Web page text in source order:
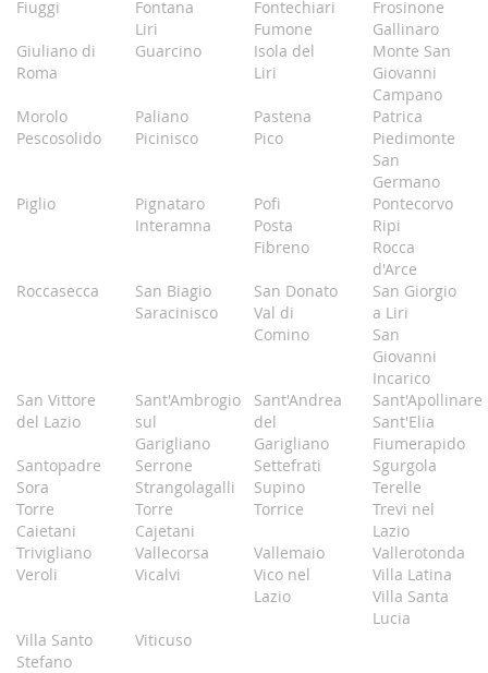
Fiuggi
Fontana
Liri
Fontechiari
Frosinone
Fumone
Gallinaro
Giuliano di
Roma
Guarcino
Isola del
Liri
Monte San
Giovanni
Campano
Morolo
Paliano Pastena
Patrica
Pescosolido
Picinisco Pico
Piedimonte
San
Germano
Piglio
Pignataro
Interamna
Pofi
Pontecorvo
Posta
Fibreno
Ripi
Rocca
d'Arce
Roccasecca
San Biagio
Saracinisco
San Donato
Val di
Comino
San Giorgio
a Liri
San
Giovanni
Incarico
San Vittore
del Lazio
Sant'Ambrogio
sul
Garigliano
Sant'Andrea
del
Garigliano
Sant'Apollinare
Sant'Elia
Fiumerapido
Santopadre
Serrone Settefrati
Sgurgola
Sora
Strangolagalli Supino
Terelle
Torre
Caietani
Torre
Cajetani
Torrice
Trevi nel
Lazio
Trivigliano
Vallecorsa Vallemaio
Vallerotonda
Veroli
Vicalvi
Vico nel
Lazio
Villa Latina
Villa Santa
Lucia
Villa Santo
Stefano
Viticuso